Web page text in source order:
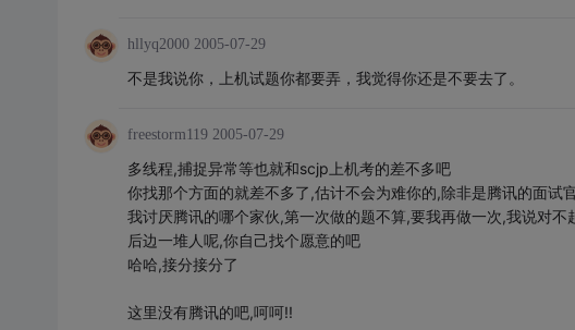
hllyq2000 2005-07-29
不是我说你，上机试题你都要弄，我觉得你还是不要去了。
freestorm119 2005-07-29
多线程,捕捉异常等也就和scjp上机考的差不多吧
你找那个方面的就差不多了,估计不会为难你的,除非是腾讯的面试
我讨厌腾讯的哪个家伙,第一次做的题不算,要我再做一次,我说对不
后边一堆人呢,你自己找个愿意的吧
哈哈,接分接分了
这里没有腾讯的吧,呵呵!!